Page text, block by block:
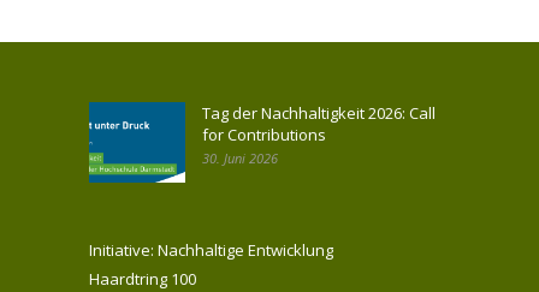
Tag der Nachhaltigkeit 2026: Call
for Contributions
30. Juni 2026
Initiative: Nachhaltige Entwicklung
Haardtring 100